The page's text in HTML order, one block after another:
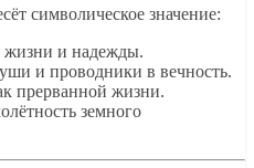
символическое значение:
и надежды.
и проводники в вечность.
прерванной жизни.
земного